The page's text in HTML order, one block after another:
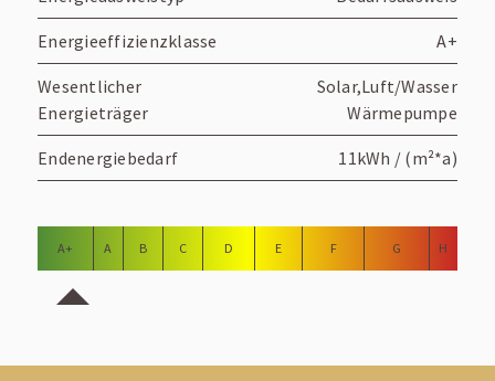
Energieeffizienzklasse A+
Wesentlicher
Energieträger
Solar,Luft/Wasser
Wärmepumpe
Endenergiebedarf 11kWh / (m²*a)
A+ A B C D E F G H